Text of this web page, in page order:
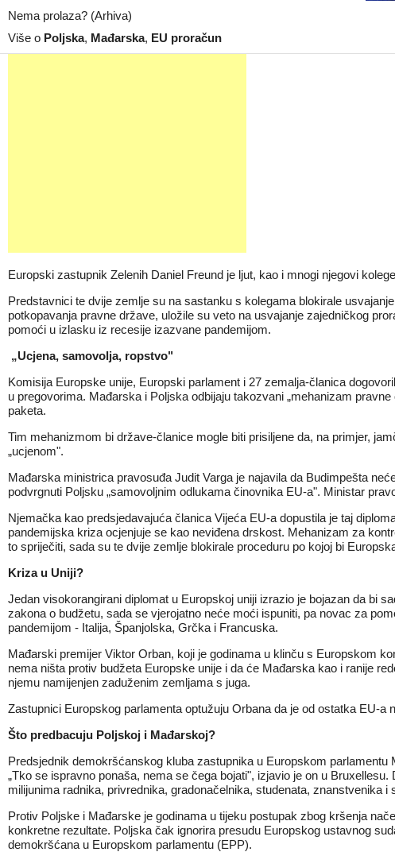
Nema prolaza? (Arhiva)
Više o Poljska, Mađarska, EU proračun
Europski zastupnik Zelenih Daniel Freund je ljut, kao i mnogi njegovi
Predstavnici te dvije zemlje su na sastanku s kolegama blokirale
potkopavanja pravne države, uložile su veto na usvajanje zajedničkog
pomoći u izlasku iz recesije izazvane pandemijom.
„Ucjena, samovolja, ropstvo"
Komisija Europske unije, Europski parlament i 27 zemalja-članica
u pregovorima. Mađarska i Poljska odbijaju takozvani „mehanizam
paketa.
Tim mehanizmom bi države-članice mogle biti prisiljene da, na primjer,
„ucjenom".
Mađarska ministrica pravosuđa Judit Varga je najavila da Budimpešta
podvrgnuti Poljsku „samovoljnim odlukama činovnika EU-a". Ministar
Njemačka kao predsjedavajuća članica Vijeća EU-a dopustila je taj
pandemijska kriza ocjenjuje se kao neviđena drskost. Mehanizam za
to spriječiti, sada su te dvije zemlje blokirale proceduru po kojoj bi
Kriza u Uniji?
Jedan visokorangirani diplomat u Europskoj uniji izrazio je bojazan da bi
zakona o budžetu, sada se vjerojatno neće moći ispuniti, pa novac za
pandemijom - Italija, Španjolska, Grčka i Francuska.
Mađarski premijer Viktor Orban, koji je godinama u klinču s Europskom
nema ništa protiv budžeta Europske unije i da će Mađarska kao i ranije
njemu namijenjen zaduženim zemljama s juga.
Zastupnici Europskog parlamenta optužuju Orbana da je od ostatka EU-
Što predbacuju Poljskoj i Mađarskoj?
Predsjednik demokršćanskog kluba zastupnika u Europskom
„Tko se ispravno ponaša, nema se čega bojati", izjavio je on u
milijunima radnika, privrednika, gradonačelnika, studenata, znanstvenika
Protiv Poljske i Mađarske je godinama u tijeku postupak zbog kršenja
konkretne rezultate. Poljska čak ignorira presudu Europskog ustavnog
demokršćana u Europskom parlamentu (EPP).